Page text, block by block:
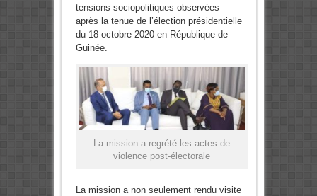
tensions sociopolitiques observées
après la tenue de l’élection présidentielle
du 18 octobre 2020 en République de
Guinée.
La mission a regrété les actes de
violence post-électorale
La mission a non seulement rendu visite